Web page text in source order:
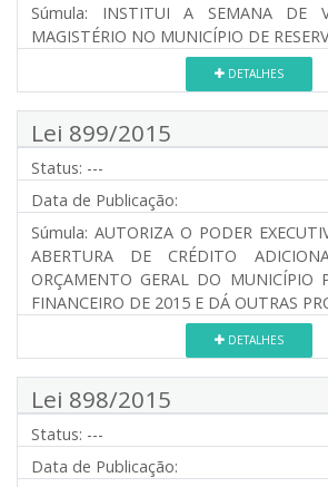
Súmula: INSTITUI A SEMANA DE
MAGISTÉRIO NO MUNICÍPIO DE
DETALHES
Lei 899/2015
Status: ---
Data de Publicação:
Súmula: AUTORIZA O PODER
ABERTURA DE CRÉDITO
ORÇAMENTO GERAL DO MUNICÍPIO
FINANCEIRO DE 2015 E DÁ OUTRAS
DETALHES
Lei 898/2015
Status: ---
Data de Publicação: